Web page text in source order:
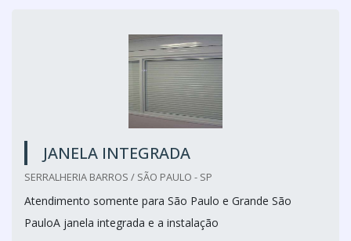
JANELA INTEGRADA
SERRALHERIA BARROS / SÃO PAULO - SP
Atendimento somente para São Paulo e Grande São
PauloA janela integrada e a instalação